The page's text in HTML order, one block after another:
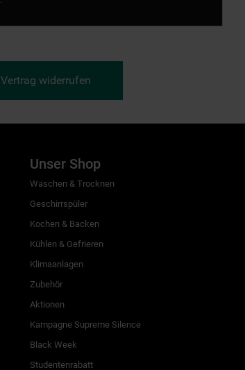
Vertrag widerrufen
Unser Shop
Waschen & Trocknen
Geschirrspüler
Kochen & Backen
Kühlen & Gefrieren
Klimaanlagen
Zubehör
Aktionen
Kampagne Supreme Silence
Black Week
Studentenrabatt